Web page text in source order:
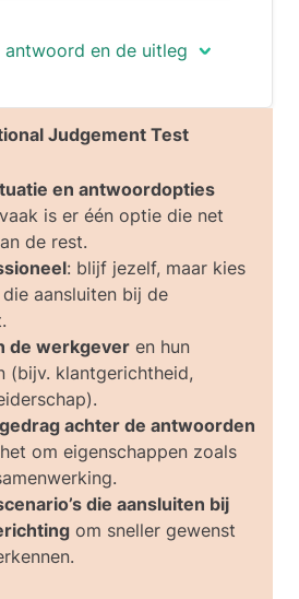
en de uitleg
reactie isoptie C
staat je team onder druk
medewerker die zich
Het is belangrijk om
te nemen en tegelijk het
niet extra te belasten.
A is vriendelijk en
maar gaat voorbij
dat Donald misschien
bepaalde taken worstelt.
B lijkt behulpzaam,
averechts. Je haalt
weg terwijl het team
Judgement Test
en antwoordopties
is er één optie die net
de rest.
: blijf jezelf, maar kies
aansluiten bij de
de werkgever en hun
(bijv. klantgerichtheid,
achter de antwoorden
om eigenschappen zoals
die aansluiten bij
om sneller gewenst